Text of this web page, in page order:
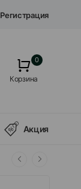
Регистрация
0
Корзина
Акция